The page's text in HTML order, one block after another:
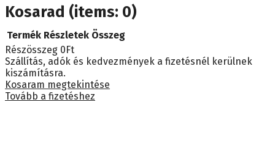
Kosarad (items: 0)
Termékek
a
kosárban
Termék Részletek Összeg
Részösszeg 0Ft
Szállítás, adók és kedvezmények a fizetésnél kerülnek
kiszámításra.
Kosaram megtekintése
Tovább a fizetéshez